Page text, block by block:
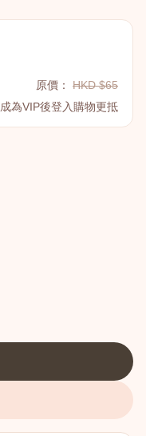
原價：
HKD $65
成為VIP後登入購物更抵